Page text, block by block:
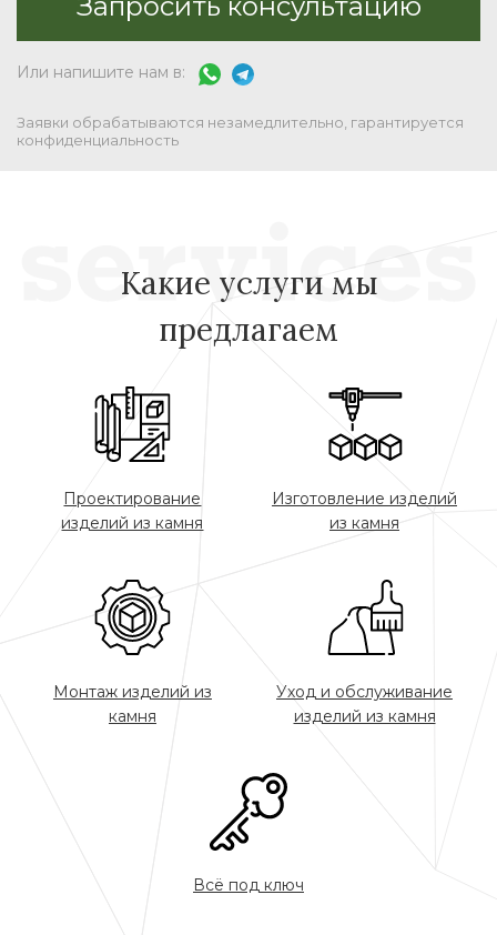
Или напишите нам в:
Заявки обрабатываются незамедлительно, гарантируется
конфиденциальность
Какие услуги мы
предлагаем
Проектирование
изделий из камня
Изготовление изделий
из камня
Монтаж изделий из
камня
Уход и обслуживание
изделий из камня
Всё под ключ